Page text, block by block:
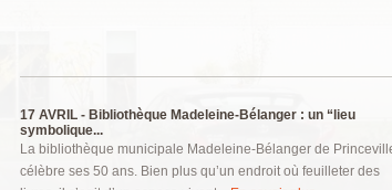
17 AVRIL - Bibliothèque Madeleine-Bélanger : un “lieu
symbolique...
La bibliothèque municipale Madeleine-Bélanger de
célèbre ses 50 ans. Bien plus qu’un endroit où feuilleter des